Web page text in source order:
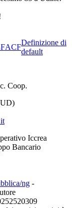
ACF
Definizione di
default
Coop.
Iccrea
Bancario
ng -